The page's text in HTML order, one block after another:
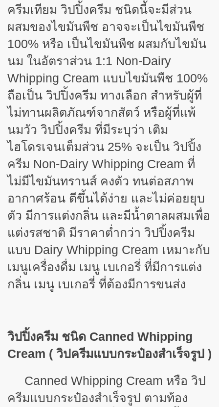
ครีมเทียม วิปปิ้งครีม ชนิดนี้จะมีส่วน
ผสมของไขมันพืช อาจจะเป็นไขมันพืช
100% หรือ เป็นไขมันพืช ผสมกับไขมัน
นม ในอัตราส่วน 1:1 Non-Dairy
Whipping Cream แบบไขมันพืช 100%
ถือเป็น วิปปิ้งครีม ทางเลือก สำหรับผู้ที่
ไม่ทานผลิตภัณฑ์จากสัตว์ หรือผู้ที่แพ้
นมวัว วิปปิ้งครีม ที่มีระบุว่า เติม
ไฮโดรเจนเต็มส่วน 25% จะเป็น วิปปิ้ง
ครีม Non-Dairy Whipping Cream ที่
ไม่มีไขมันทรานส์ คงตัว ทนต่อสภาพ
อากาศร้อน ตีขึ้นได้ง่าย และไม่ค่อยยุบ
ตัว มีการแต่งกลิ่น และมีน้ำตาลผสมเพื่อ
แต่งรสชาติ มีราคาต่ำกว่า วิปปิ้งครีม
แบบ Dairy Whipping Cream เหมาะกับ
เมนูเครื่องดื่ม เมนู เบเกอรี่ ที่มีการแต่ง
กลิ่น เมนู เบเกอรี่ ที่ต้องมีการขนส่ง
วิปปิ้งครีม ชนิด Canned Whipping
Cream ( วิปครีมแบบกระป๋องสำเร็จรูป )
Canned Whipping Cream หรือ วิป
ครีมแบบกระป๋องสำเร็จรูป ตามท้อง